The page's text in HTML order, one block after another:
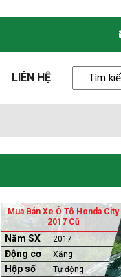
LIÊN HỆ
Mua Bán Xe Ô Tô Honda City
2017 Cũ
Năm SX 2017
Động cơ Xăng
Hộp số Tự động